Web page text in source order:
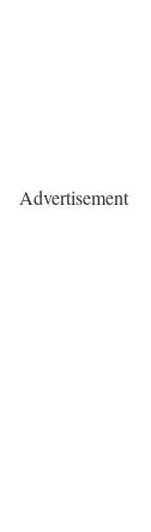
Advertisement